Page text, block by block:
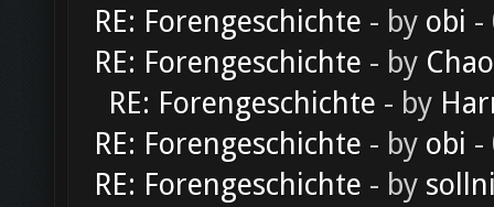
RE: Forengeschichte - by obi -
RE: Forengeschichte - by
RE: Forengeschichte - by
RE: Forengeschichte - by obi -
RE: Forengeschichte - by